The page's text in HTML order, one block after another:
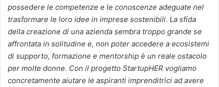
possedere le competenze e le conoscenze adeguate nel
trasformare le loro idee in imprese sostenibili. La sfida
della creazione di una azienda sembra troppo grande se
affrontata in solitudine e, non poter accedere a ecosistemi
di supporto, formazione e mentorship è un reale ostacolo
per molte donne. Con il progetto StartupHER vogliamo
concretamente aiutare le aspiranti imprenditrici ad avere